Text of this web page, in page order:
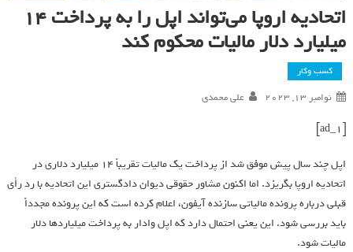
اتحادیه اروپا می‌تواند اپل را به پرداخت 14
میلیارد دلار مالیات محکوم کند
کسب وکار
نوامبر 13, 2023 علی محمدی
[ad_1]
اپل چند سال پیش موفق شد از پرداخت یک مالیات تقریباً 14 میلیارد دلاری در
اتحادیه اروپا بگریزد. اما اکنون مشاور حقوقی دیوان دادگستری این اتحادیه با رد رأی
قبلی درباره پرونده مالیاتی سازنده آیفون، اعلام کرده است که این پرونده مجدداً
باید بررسی شود. این یعنی احتمال دارد که اپل وادار به پرداخت میلیاردها دلار
مالیات شود.